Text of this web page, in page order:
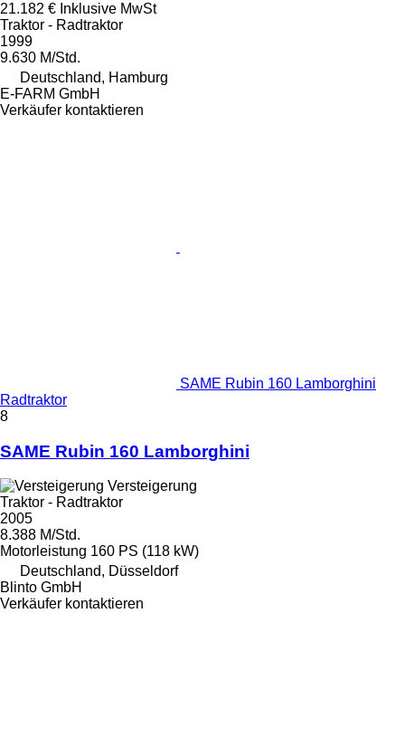
21.182 € Inklusive MwSt
Traktor - Radtraktor
1999
9.630 M/Std.
Deutschland, Hamburg
E-FARM GmbH
Verkäufer kontaktieren
SAME Rubin 160 Lamborghini
Radtraktor
8
SAME Rubin 160 Lamborghini
Versteigerung
Traktor - Radtraktor
2005
8.388 M/Std.
Motorleistung 160 PS (118 kW)
Deutschland, Düsseldorf
Blinto GmbH
Verkäufer kontaktieren